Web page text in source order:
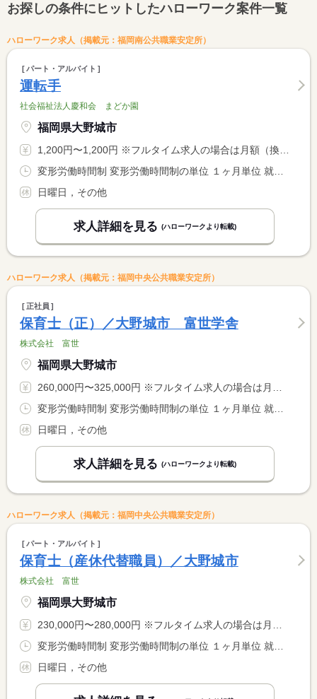
お探しの条件にヒットしたハローワーク案件一覧
ハローワーク求人（掲載元：福岡南公共職業安定所）
パート・アルバイト
運転手
社会福祉法人慶和会 まどか園
福岡県大野城市
1,200円〜1,200円 ※フルタイム求人の場合は月額（換算額）、パート求人の場合は時間額を表示しています。
日曜日，その他
求人詳細を見る (ハローワークより転載)
ハローワーク求人（掲載元：福岡中央公共職業安定所）
正社員
保育士（正）／大野城市 富世学舎
株式会社 富世
福岡県大野城市
260,000円〜325,000円 ※フルタイム求人の場合は月額（換算額）、パート求人の場合は時間額を表示しています。
日曜日，その他
求人詳細を見る (ハローワークより転載)
ハローワーク求人（掲載元：福岡中央公共職業安定所）
パート・アルバイト
保育士（産休代替職員）／大野城市
株式会社 富世
福岡県大野城市
230,000円〜280,000円 ※フルタイム求人の場合は月額（換算額）、パート求人の場合は時間額を表示しています。
日曜日，その他